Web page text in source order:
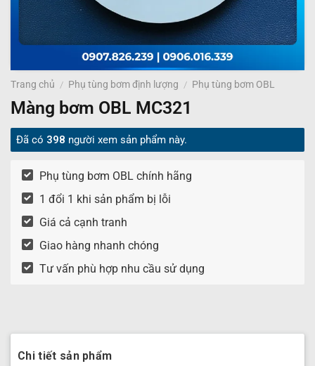
Trang chủ / Phụ tùng bơm định lượng / Phụ tùng bơm OBL
Màng bơm OBL MC321
Đã có 398 người xem sản phẩm này.
Phụ tùng bơm OBL chính hãng
1 đổi 1 khi sản phẩm bị lỗi
Giá cả cạnh tranh
Giao hàng nhanh chóng
Tư vấn phù hợp nhu cầu sử dụng
Chi tiết sản phẩm